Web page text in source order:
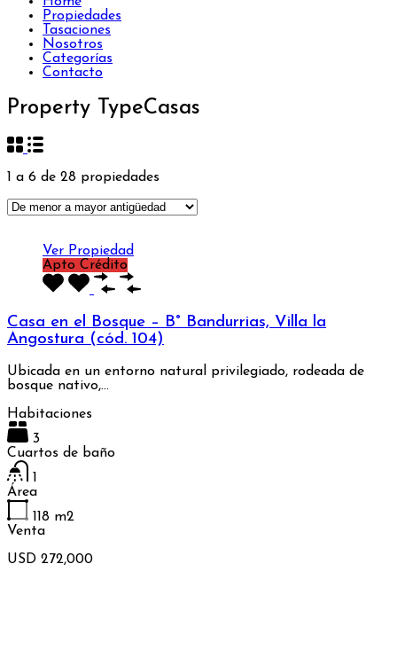
Propiedades
Tasaciones
Nosotros
Categorías
Contacto
Property TypeCasas
1 a 6 de 28 propiedades
Ver Propiedad
Apto Crédito
Casa en el Bosque – B° Bandurrias, Villa la
Angostura (cód. 104)
Ubicada en un entorno natural privilegiado, rodeada de
bosque nativo,…
Habitaciones
3
Cuartos de baño
1
Área
118 m2
Venta
USD 272,000